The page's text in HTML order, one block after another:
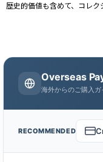
歴史的価値も含めて、コレク
Overseas
海外からのご購入
RECOMMENDED